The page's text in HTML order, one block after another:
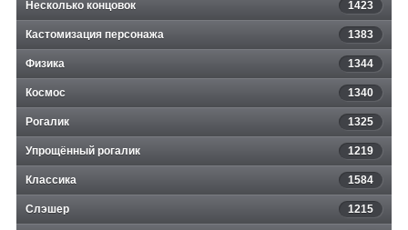
Несколько концовок 1423
Кастомизация персонажа 1383
Физика 1344
Космос 1340
Рогалик 1325
Упрощённый рогалик 1219
Классика 1584
Слэшер 1215